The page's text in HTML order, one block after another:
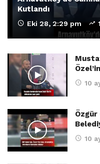
Kutlandı
Eki 28, 2:29 pm
10
Özgür
10